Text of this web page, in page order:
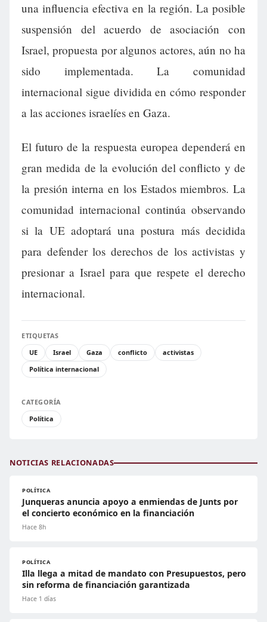
una influencia efectiva en la región. La posible
suspensión del acuerdo de asociación con
Israel, propuesta por algunos actores, aún no ha
sido implementada. La comunidad
internacional sigue dividida en cómo responder
a las acciones israelíes en Gaza.
El futuro de la respuesta europea dependerá en
gran medida de la evolución del conflicto y de
la presión interna en los Estados miembros. La
comunidad internacional continúa observando
si la UE adoptará una postura más decidida
para defender los derechos de los activistas y
presionar a Israel para que respete el derecho
internacional.
ETIQUETAS
UE
Israel Gaza conflicto
activistas
Política internacional
CATEGORÍA
Política
NOTICIAS RELACIONADAS
POLÍTICA
Junqueras anuncia apoyo a enmiendas de Junts por
el concierto económico en la financiación
Hace 8h
POLÍTICA
Illa llega a mitad de mandato con Presupuestos, pero
sin reforma de financiación garantizada
Hace 1 días